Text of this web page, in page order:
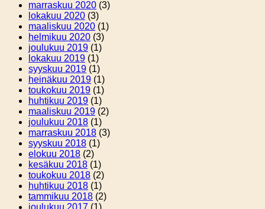
marraskuu 2020 (3)
lokakuu 2020 (3)
maaliskuu 2020 (1)
helmikuu 2020 (3)
joulukuu 2019 (1)
lokakuu 2019 (1)
syyskuu 2019 (1)
heinäkuu 2019 (1)
toukokuu 2019 (1)
huhtikuu 2019 (1)
maaliskuu 2019 (2)
joulukuu 2018 (1)
marraskuu 2018 (3)
syyskuu 2018 (1)
elokuu 2018 (2)
kesäkuu 2018 (1)
toukokuu 2018 (2)
huhtikuu 2018 (1)
tammikuu 2018 (2)
joulukuu 2017 (1)